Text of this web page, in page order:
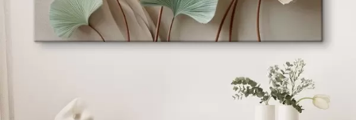
Élénk, gazdag színek
Fakulásálló
✓Biztonságos, szagtalan tinta